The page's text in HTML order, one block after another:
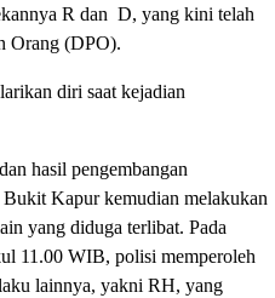
R dan D, yang kini telah
Orang (DPO).
diri saat kejadian
hasil pengembangan
Kapur kemudian melakukan
yang diduga terlibat. Pada
11.00 WIB, polisi memperoleh
lainnya, yakni RH, yang